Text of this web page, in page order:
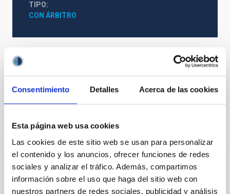
Consentimiento Detalles Acerca de las cookies
Esta página web usa cookies
Las cookies de este sitio web se usan para personalizar
el contenido y los anuncios, ofrecer funciones de redes
sociales y analizar el tráfico. Además, compartimos
información sobre el uso que haga del sitio web con
nuestros partners de redes sociales, publicidad y análisis
TIPO
CON ÁRBITRO
Formación y Evolución de Galaxias (FYEG)
Extinción
Galaxias
Te puede interesar
CON ÁRBITRO
Magnetic Field Alignment with Dense
Cores in the Transition between Cloud and